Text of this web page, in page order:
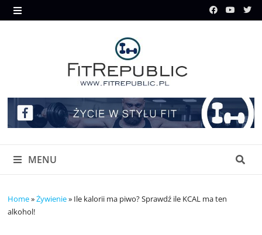
Skip
to
MENU
MENU
Home»Żywienie» Ile kalorii ma piwo? Sprawdź ile KCAL ma ten
alkohol!